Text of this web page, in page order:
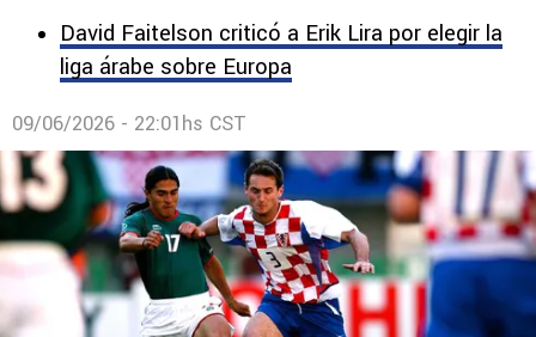
David Faitelson criticó a Erik Lira por elegir la
liga árabe sobre Europa
09/06/2026 - 22:01hs CST